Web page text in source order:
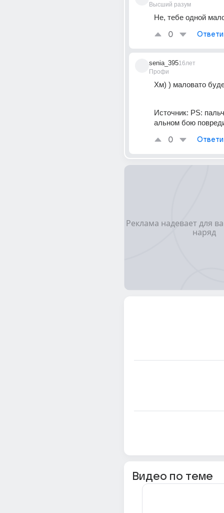
Высший разум
Не, тебе одной
0
senia_395
Профи
16лет
Хм) ) маловато
Источник: PS:
альном бою
0
Видео по теме